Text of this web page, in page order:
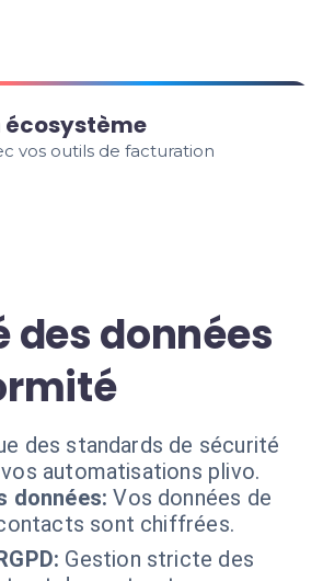
vos outils de facturation
des données
des standards de sécurité
automatisations plivo.
données: Vos données de
sont chiffrées.
Gestion stricte des